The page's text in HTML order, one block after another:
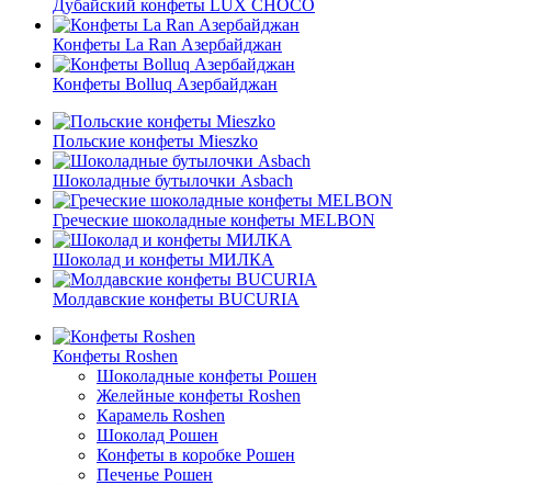
Дубайский конфеты LUX CHOCO
Конфеты La Ran Азербайджан
Конфеты Bolluq Азербайджан
Польские конфеты Mieszko
Шоколадные бутылочки Asbach
Греческие шоколадные конфеты MELBON
Шоколад и конфеты МИЛКА
Молдавские конфеты BUCURIA
Конфеты Roshen
Шоколадные конфеты Рошен
Желейные конфеты Roshen
Карамель Roshen
Шоколад Рошен
Конфеты в коробке Рошен
Печенье Рошен